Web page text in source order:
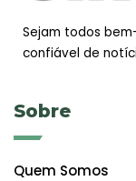
Sejam todos
confiável de
Sobre
Quem Somos